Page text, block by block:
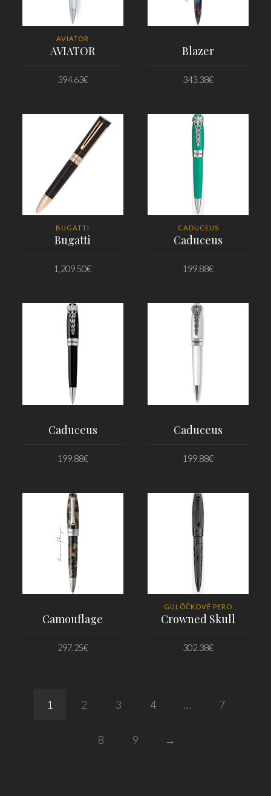
AVIATOR
AVIATOR
394.63€
Blazer
343.38€
BUGATTI
Bugatti
1,209.50€
CADUCEUS
Caduceus
199.88€
Caduceus
199.88€
Caduceus
199.88€
Camouflage
297.25€
GULÔČKOVÉ PERO
Crowned Skull
302.38€
1 2 3 4 … 7
8 9 →